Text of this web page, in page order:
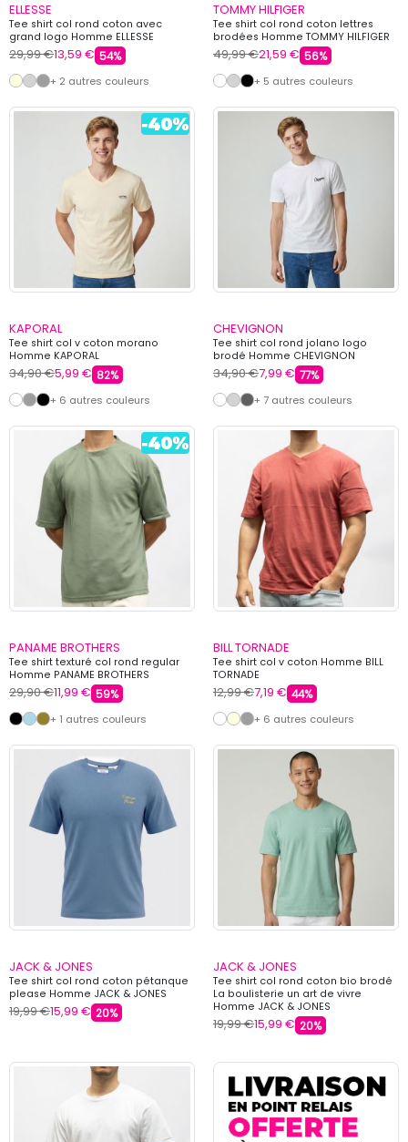
ELLESSE
Tee shirt col rond coton avec
grand logo Homme ELLESSE
29,99 €13,59 € 54%
+ 2 autres couleurs
TOMMY HILFIGER
Tee shirt col rond coton lettres
brodées Homme TOMMY HILFIGER
49,99 €21,59 € 56%
+ 5 autres couleurs
KAPORAL
Tee shirt col v coton morano
Homme KAPORAL
34,90 €5,99 € 82%
+ 6 autres couleurs
CHEVIGNON
Tee shirt col rond jolano logo
brodé Homme CHEVIGNON
34,90 €7,99 € 77%
+ 7 autres couleurs
PANAME BROTHERS
Tee shirt texturé col rond regular
Homme PANAME BROTHERS
29,90 €11,99 € 59%
+ 1 autres couleurs
BILL TORNADE
Tee shirt col v coton Homme BILL
TORNADE
12,99 €7,19 € 44%
+ 6 autres couleurs
JACK & JONES
Tee shirt col rond coton pétanque
please Homme JACK & JONES
19,99 €15,99 € 20%
JACK & JONES
Tee shirt col rond coton bio brodé
La boulisterie un art de vivre
Homme JACK & JONES
19,99 €15,99 € 20%